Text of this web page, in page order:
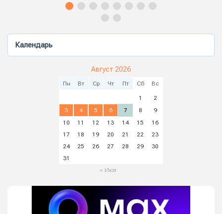
Календарь
Август 2026
Пн Вт Ср Чт Пт Сб Вс
1
2
3
4 5 6 7 8
9
10
11 12 13 14 15
16
17
18 19 20 21 22
23
24
25 26 27 28 29
30
31
« Июл